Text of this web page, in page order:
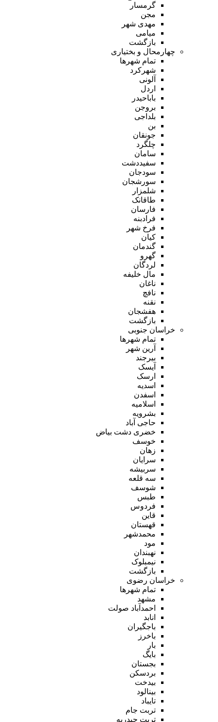
گرمسار
مجن
مهدی شهر
میامی
بازگشت
چهارمحال و بختیاری
تمام شهر‌ها
شهرکرد
آلونی
اردل
باباحیدر
بروجن
بلداجی
بن
جونقان
چلگرد
سامان
سفیددشت
سودجان
سورشجان
شلمزار
طاقانک
فارسان
فرادبنه
فرخ شهر
کیان
گندمان
گهرو
لردگان
مال خلیفه
ناغان
نافچ
نقنه
هفشجان
بازگشت
خراسان جنوبی
تمام شهر‌ها
آرین شهر
بیرجند
آیسک
ارسک
اسدیه
اسفدن
اسلامیه
بشرویه
حاجی آباد
خضری دشت بیاض
خوسف
زهان
سرایان
سربیشه
سه قلعه
شوسف
طبس
فردوس
قاین
قهستان
محمدشهر
مود
نهبندان
نیمبلوک
بازگشت
خراسان رضوی
تمام شهر‌ها
مشهد
احمدآباد صولت
انابد
باجگیران
باخرز
بار
بایگ
بجستان
بردسکن
بیدخت
بینالود
تایباد
تربت جام
تربت حیدریه